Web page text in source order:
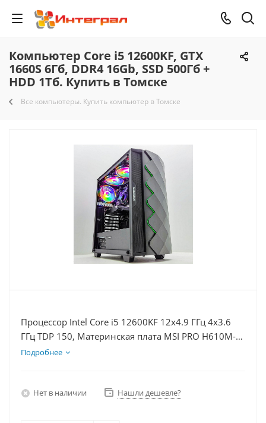
Компьютер Core i5 12600KF, GTX
1660S 6Гб, DDR4 16Gb, SSD 500Гб +
HDD 1Тб. Купить в Томске
Все компьютеры. Купить компьютер в Томске
Процессор Intel Core i5 12600KF 12x4.9 ГГц 4x3.6
ГГц TDP 150, Материнская плата MSI PRO H610M-E,
Видеокарта GTX 1660S 6Гб, Память DDR4 16Gb,
Подробнее
Нет в наличии Нашли дешевле?